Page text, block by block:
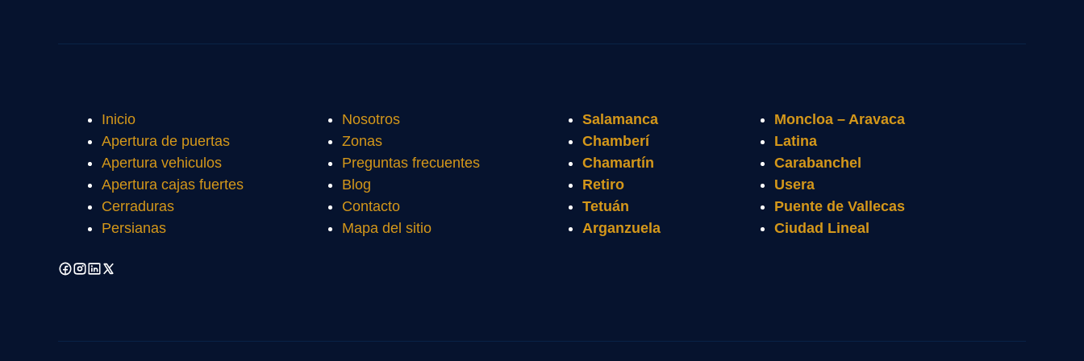
Inicio
Apertura de puertas
Apertura vehiculos
Apertura cajas fuertes
Cerraduras
Persianas
Nosotros
Zonas
Preguntas frecuentes
Blog
Contacto
Mapa del sitio
Salamanca
Chamberí
Chamartín
Retiro
Tetuán
Arganzuela
Moncloa – Aravaca
Latina
Carabanchel
Usera
Puente de Vallecas
Ciudad Lineal